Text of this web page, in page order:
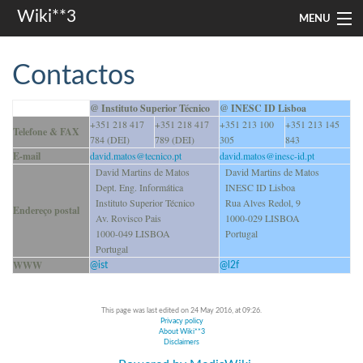
Wiki**3 MENU
investigação
misc
In other languages
Contactos
@ Instituto Superior Técnico
@ INESC ID Lisboa
Telefone & FAX
+351 218 417
784 (DEI)
+351 218 417
789 (DEI)
+351 213 100
305
+351 213 145
843
E-mail david.matos@tecnico.pt david.matos@inesc-id.pt
Endereço postal
David Martins de Matos
Dept. Eng. Informática
Instituto Superior Técnico
Av. Rovisco Pais
1000-049 LISBOA
Portugal
David Martins de Matos
INESC ID Lisboa
Rua Alves Redol, 9
1000-029 LISBOA
Portugal
WWW @ist @l2f
This page was last edited on 24 May 2016, at 09:26.
Privacy policy
About Wiki**3
Disclaimers